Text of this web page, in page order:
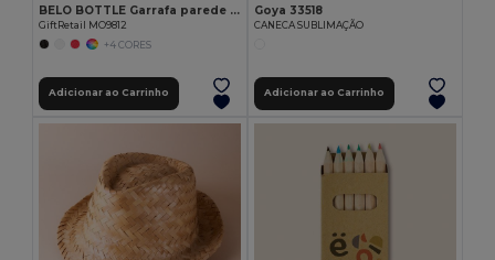
BELO BOTTLE Garrafa parede dupla 500ml
GiftRetail MO9812
+4 CORES
Adicionar ao Carrinho
Goya 33518
CANECA SUBLIMAÇÃO
Adicionar ao Carrinho